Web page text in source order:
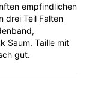
empfindlichen
drei Teil Falten
Saum. Taille mit
gut.